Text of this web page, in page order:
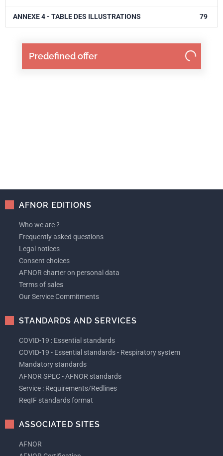
Predefined offer
ANNEXE 4 - TABLE DES ILLUSTRATIONS 79
AFNOR EDITIONS
Who we are ?
Frequently asked questions
Legal notices
Consent choices
AFNOR charter on personal data
Terms of sales
Our Service Commitments
STANDARDS AND SERVICES
COVID-19 : Essential standards
COVID-19 - Essential standards - Respiratory system
Mandatory standards
AFNOR SPEC - AFNOR standards
Service : Requirements/Redlines
ReqIF standards format
ASSOCIATED SITES
AFNOR